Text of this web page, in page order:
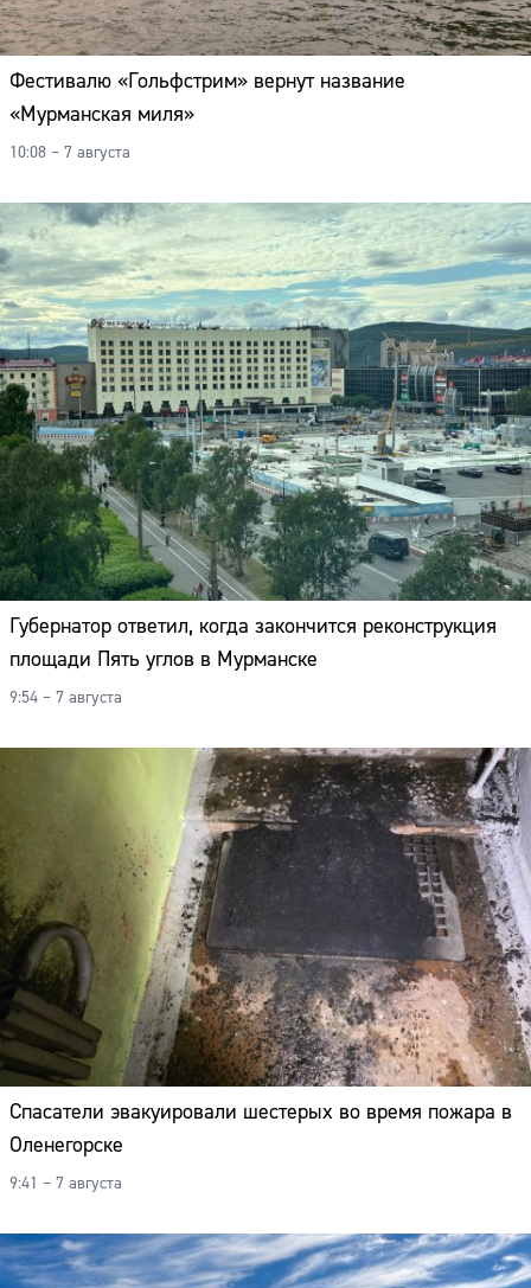
Фестивалю «Гольфстрим» вернут название
«Мурманская миля»
10:08 – 7 августа
Губернатор ответил, когда закончится реконструкция
площади Пять углов в Мурманске
9:54 – 7 августа
Спасатели эвакуировали шестерых во время пожара в
Оленегорске
9:41 – 7 августа